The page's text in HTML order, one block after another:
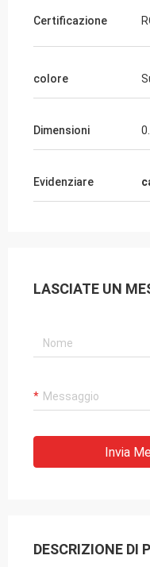
molto buono!
Certificazione
colore
Dimensioni
Evidenziare
LASCIATE UN
Invia
DESCRIZIONE DI